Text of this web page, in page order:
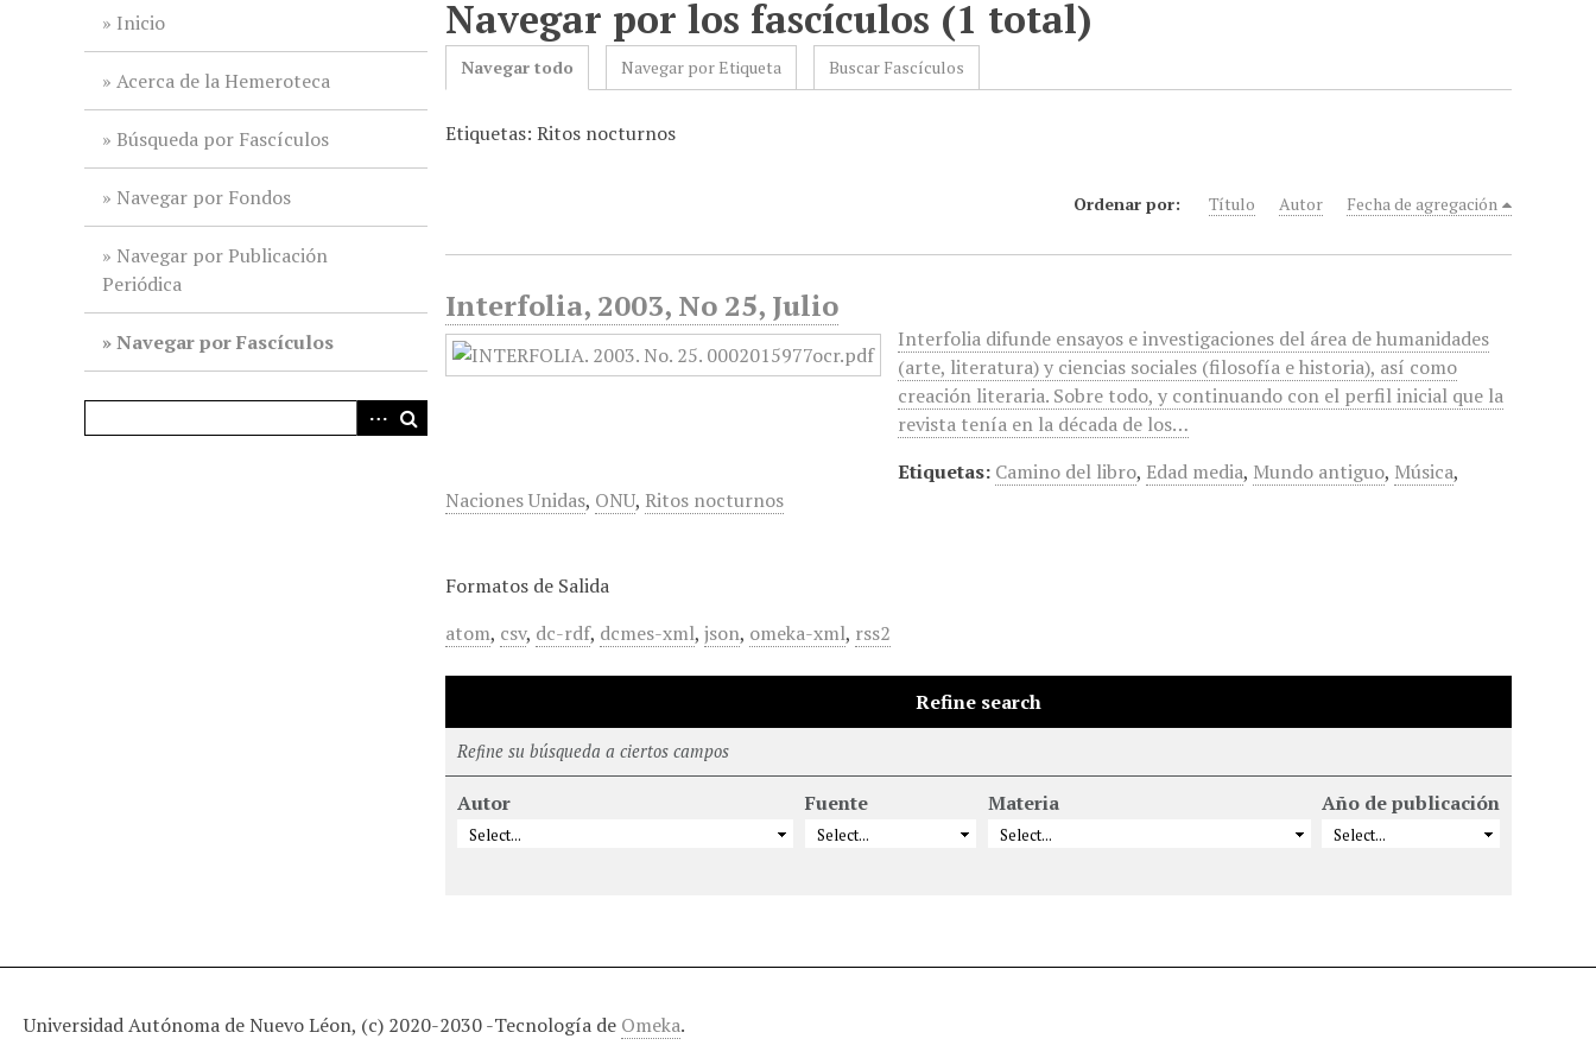
Inicio
Acerca de la Hemeroteca
Búsqueda por Fascículos
Navegar por Fondos
Navegar por Publicación
Periódica
Navegar por Fascículos
Navegar por los fascículos (1 total)
Navegar todo Navegar por Etiqueta Buscar Fascículos
Etiquetas: Ritos nocturnos
Ordenar por: Título Autor Fecha de agregación
Interfolia, 2003, No 25, Julio
Interfolia difunde ensayos e investigaciones del área de humanidades
(arte, literatura) y ciencias sociales (filosofía e historia), así como
creación literaria. Sobre todo, y continuando con el perfil inicial que la
revista tenía en la década de los…
Etiquetas: Camino del libro, Edad media, Mundo antiguo, Música,
Naciones Unidas, ONU, Ritos nocturnos
Formatos de Salida
atom, csv, dc-rdf, dcmes-xml,json, omeka-xml, rss2
Refine search
Refine su búsqueda a ciertos campos
Autor Fuente Materia Año de publicación
Universidad Autónoma de Nuevo Léon, (c) 2020-2030 -Tecnología de Omeka.